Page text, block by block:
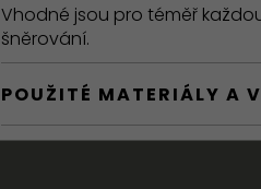
Vhodné jsou pro téměř
šněrování.
POUŽITÉ MATERIÁLY A